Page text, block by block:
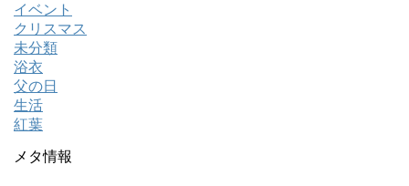
イベント
クリスマス
未分類
浴衣
父の日
生活
紅葉
メタ情報